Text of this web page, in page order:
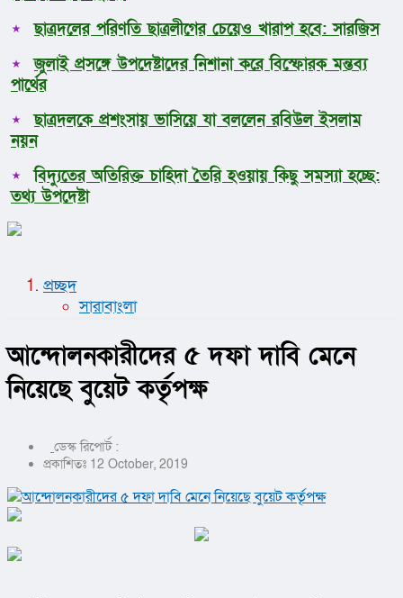
ছাত্রদলের পরিণতি ছাত্রলীগের চেয়েও খারাপ হবে: সারজিস
জুলাই প্রসঙ্গে উপদেষ্টাদের নিশানা করে বিস্ফোরক মন্তব্য
পার্থের
ছাত্রদলকে প্রশংসায় ভাসিয়ে যা বললেন রবিউল ইসলাম
নয়ন
বিদ্যুতের অতিরিক্ত চাহিদা তৈরি হওয়ায় কিছু সমস্যা হচ্ছে:
তথ্য উপদেষ্টা
প্রচ্ছদ
সারাবাংলা
আন্দোলনকারীদের ৫ দফা দাবি মেনে
নিয়েছে বুয়েট কর্তৃপক্ষ
ডেস্ক রিপোর্ট :
প্রকাশিতঃ 12 October, 2019